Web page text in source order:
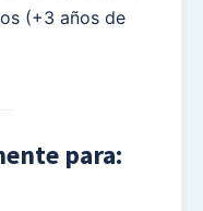
(+3 años de
para: